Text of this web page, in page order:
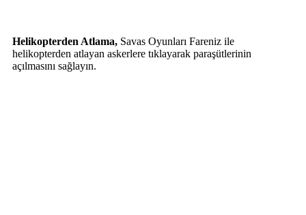
Helikopterden Atlama, Savas Oyunları Fareniz ile
helikopterden atlayan askerlere tıklayarak paraşütlerinin
açılmasını sağlayın.